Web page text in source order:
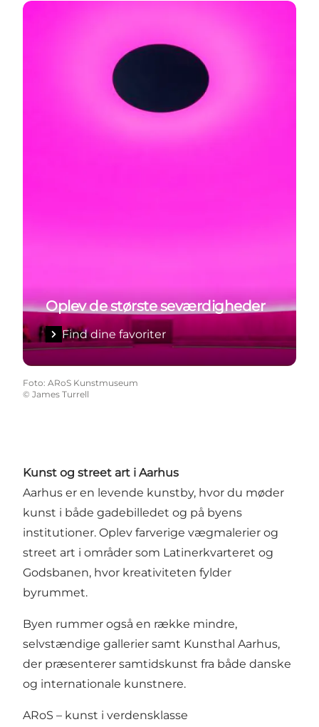
Find dine favoriter
Oplev de største seværdigheder
Find dine favoriter
Foto: ARoS Kunstmuseum
© James Turrell
Kunst og street art i Aarhus
Aarhus er en levende kunstby, hvor du møder
kunst i både gadebilledet og på byens
institutioner. Oplev farverige vægmalerier og
street art i områder som Latinerkvarteret og
Godsbanen, hvor kreativiteten fylder
byrummet.
Byen rummer også en række mindre,
selvstændige gallerier samt Kunsthal Aarhus,
der præsenterer samtidskunst fra både danske
og internationale kunstnere.
ARoS – kunst i verdensklasse